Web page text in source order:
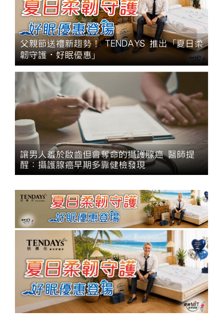
父親節送禮新趨勢！ TENDAYS 推出「夏日柔
韌守護・好眠優惠」
讓男人羞於啟齒但會奪命的攝護腺癌 醫師提
醒：攝護腺癌早期多靠健檢發現